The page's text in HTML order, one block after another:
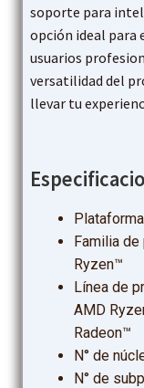
soporte para
opción ideal para
usuarios
versatilidad del
llevar tu
Familia
Ryzen™
Línea de
AMD
Radeon™
N° de
N° de